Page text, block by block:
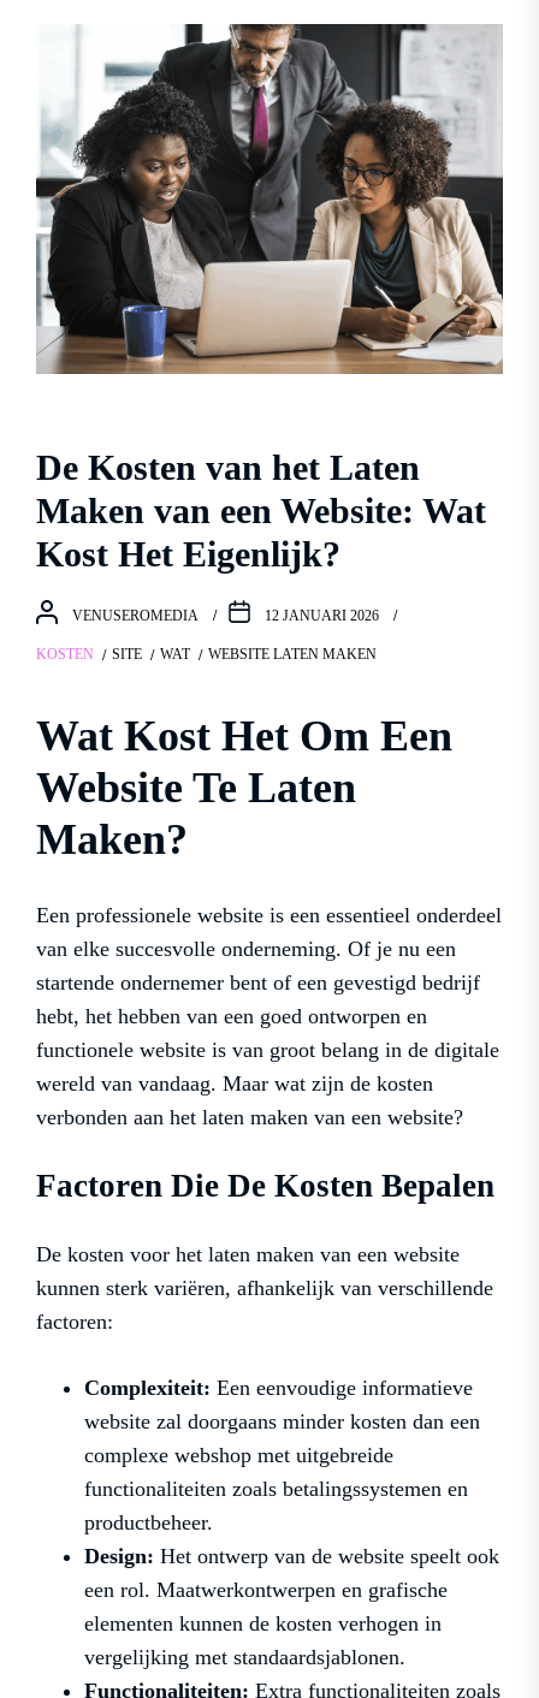
De Kosten van het Laten
Maken van een Website: Wat
Kost Het Eigenlijk?
VENUSEROMEDIA 12 JANUARI 2026
KOSTEN SITE WAT WEBSITE LATEN MAKEN
Wat Kost Het Om Een
Website Te Laten
Maken?
Een professionele website is een essentieel onderdeel
van elke succesvolle onderneming. Of je nu een
startende ondernemer bent of een gevestigd bedrijf
hebt, het hebben van een goed ontworpen en
functionele website is van groot belang in de digitale
wereld van vandaag. Maar wat zijn de kosten
verbonden aan het laten maken van een website?
Factoren Die De Kosten Bepalen
De kosten voor het laten maken van een website
kunnen sterk variëren, afhankelijk van verschillende
factoren:
Complexiteit: Een eenvoudige informatieve
website zal doorgaans minder kosten dan een
complexe webshop met uitgebreide
functionaliteiten zoals betalingssystemen en
productbeheer.
Design: Het ontwerp van de website speelt ook
een rol. Maatwerkontwerpen en grafische
elementen kunnen de kosten verhogen in
vergelijking met standaardsjablonen.
Functionaliteiten: Extra functionaliteiten zoals